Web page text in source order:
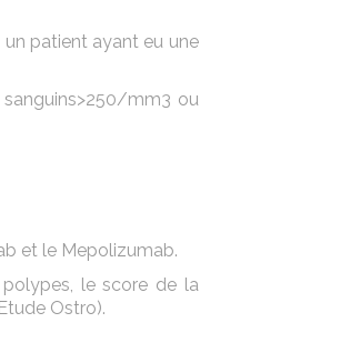
un patient ayant eu une
mm3 ou
et le Mepolizumab.
le score de la
Ostro).